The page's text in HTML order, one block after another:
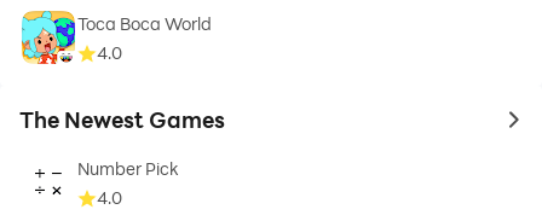
Toca Boca World
4.0
The Newest Games to
Number Pick
4.0